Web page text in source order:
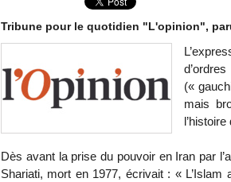
Tribune pour le quotidien "L'opinion",
(«
mais
l’histoire
Dès avant la prise du pouvoir en Iran par
Shariati, mort en 1977, écrivait : «